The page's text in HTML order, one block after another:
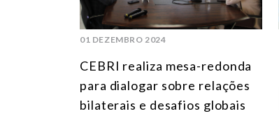
01 DEZEMBRO 2024
CEBRI realiza mesa-redonda
para dialogar sobre relações
bilaterais e desafios globais